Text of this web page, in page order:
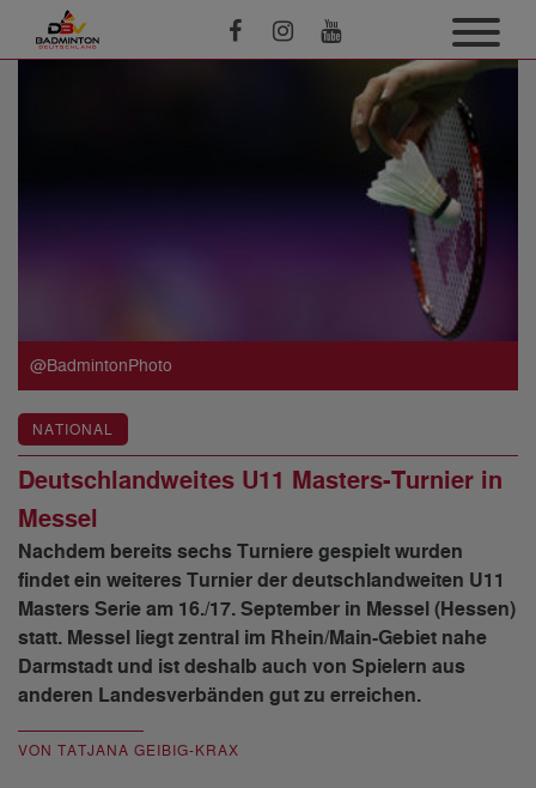
@BadmintonPhoto
NATIONAL
Deutschlandweites U11 Masters-Turnier in
Messel
Nachdem bereits sechs Turniere gespielt wurden
findet ein weiteres Turnier der deutschlandweiten U11
Masters Serie am 16./17. September in Messel (Hessen)
statt. Messel liegt zentral im Rhein/Main-Gebiet nahe
Darmstadt und ist deshalb auch von Spielern aus
anderen Landesverbänden gut zu erreichen.
VON TATJANA GEIBIG-KRAX